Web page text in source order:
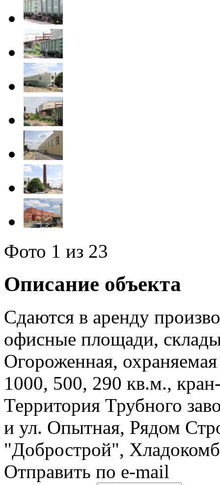
Фото 1 из 23
Описание объекта
Сдаются в аренду
офисные площади,
Огороженная,
1000, 500, 290 кв.м.,
Территория Трубного
и ул. Опытная, Рядом
"Добрострой",
Отправить по e-mail